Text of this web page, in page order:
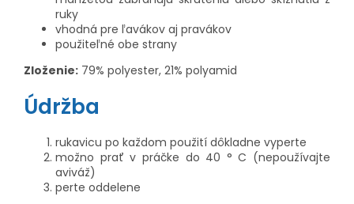
ruky
vhodná pre ľavákov aj pravákov
použiteľné obe strany
Zloženie: 79% polyester, 21% polyamid
Údržba
rukavicu po každom použití dôkladne vyperte
možno prať v práčke do 40 ° C (nepoužívajte
aviváž)
perte oddelene